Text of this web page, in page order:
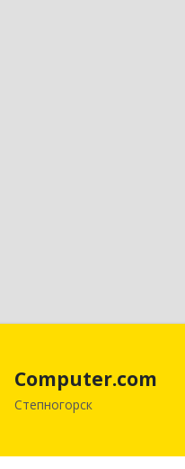
Computer.com
Степногорск
Акмолинская,